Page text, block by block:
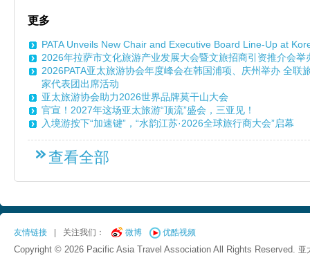
更多
PATA Unveils New Chair and Executive Board Line-Up at
2026年拉萨市文化旅游产业发展大会暨文旅招商引资推介会举
2026PATA亚太旅游协会年度峰会在韩国浦项、庆州举办 全联
家代表团出席活动
亚太旅游协会助力2026世界品牌莫干山大会
官宣！2027年这场亚太旅游“顶流”盛会，三亚见！
入境游按下“加速键”，“水韵江苏·2026全球旅行商大会”启幕
查看全部
友情链接 关注我们： 微博 优酷视频
Copyright © 2026 Pacific Asia Travel Association All Rights Reserved. 亚